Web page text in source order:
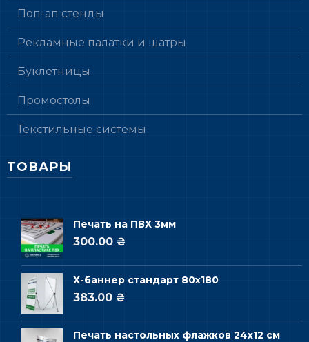
Поп-ап стенды
Рекламные палатки и шатры
Буклетницы
Промостолы
Текстильные системы
ТОВАРЫ
Печать на ПВХ 3мм
300.00 ₴
Х-баннер стандарт 80х180
383.00 ₴
Печать настольных флажков 24х12 см